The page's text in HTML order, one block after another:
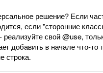
решение? Если
если "сторонние
свой @use,
добавить в начале что-то
строка.